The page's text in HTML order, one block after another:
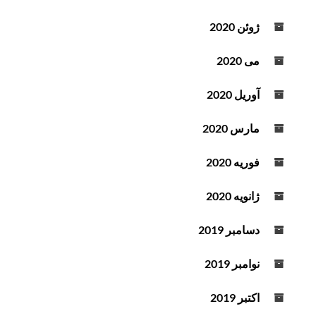
ژوئن 2020
می 2020
آوریل 2020
مارس 2020
فوریه 2020
ژانویه 2020
دسامبر 2019
نوامبر 2019
اکتبر 2019